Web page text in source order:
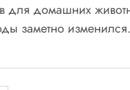
для домашних
заметно